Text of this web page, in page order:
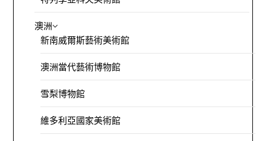
澳洲
新南威爾斯藝術美術館
澳洲當代藝術博物館
雪梨博物館
維多利亞國家美術館